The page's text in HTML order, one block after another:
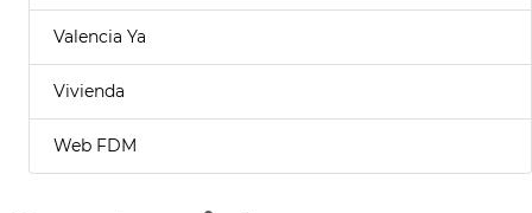
Valencia Ya
Vivienda
Web FDM